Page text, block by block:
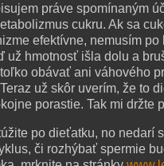
práve spomínaným
cukru. Ak sa
efektívne, nemusím po
už hmotnosť išla dolu a
obávať ani váhového
už skôr uverím, že to
porastie. Tak mi držte
po dieťatku, no nedarí
či rozhýbať spermie